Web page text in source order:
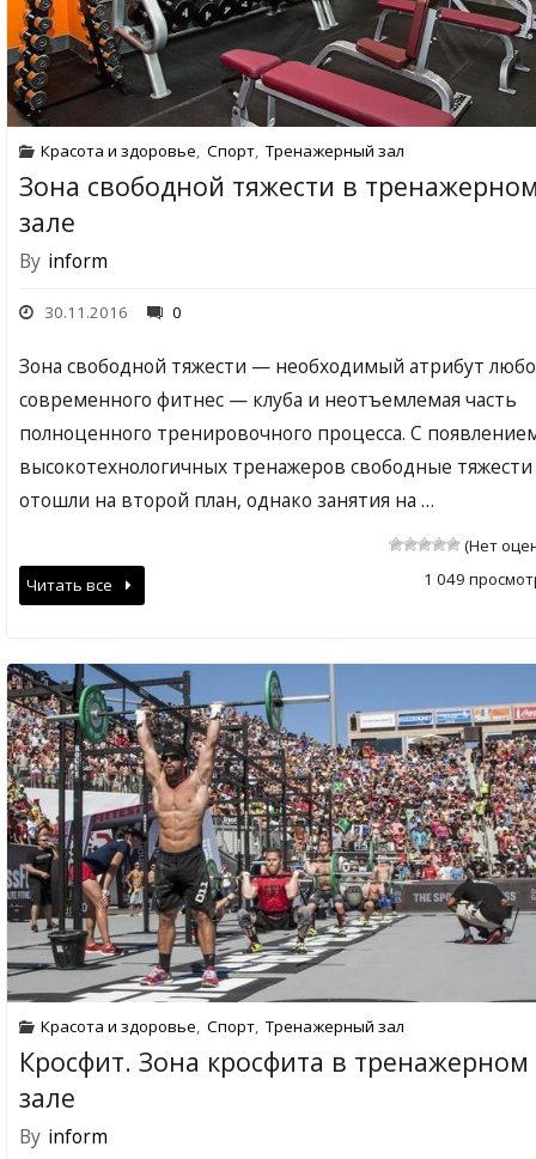
Красота и здоровье, Спорт, Тренажерный зал
Зона свободной тяжести в
зале
By inform
30.11.2016 0
Зона свободной тяжести — необходимый атрибут
современного фитнес — клуба и неотъемлемая часть
полноценного тренировочного процесса. С
высокотехнологичных тренажеров свободные тяжести
отошли на второй план, однако занятия на …
(Нет
1 049
Читать все
Красота и здоровье, Спорт, Тренажерный зал
Кросфит. Зона кросфита в тренажерном
зале
By inform